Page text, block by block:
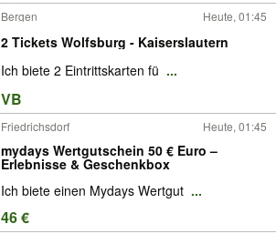
Bergen Heute, 01:45
2 Tickets Wolfsburg - Kaiserslautern
Ich biete 2 Eintrittskarten fü ...
VB
Friedrichsdorf Heute, 01:45
mydays Wertgutschein 50 € Euro –
Erlebnisse & Geschenkbox
Ich biete einen Mydays Wertgut ...
46 €